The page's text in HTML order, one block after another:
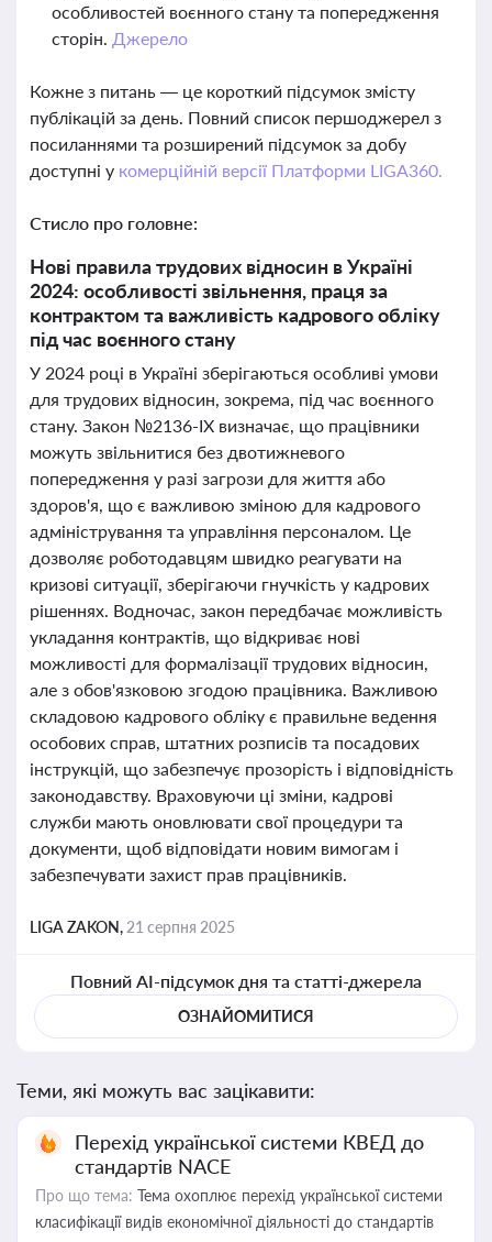
особливостей воєнного стану та попередження
сторін. Джерело
Кожне з питань — це короткий підсумок змісту
публікацій за день. Повний список першоджерел з
посиланнями та розширений підсумок за добу
доступні у комерційній версії Платформи LIGA360.
Стисло про головне:
Нові правила трудових відносин в Україні
2024: особливості звільнення, праця за
контрактом та важливість кадрового обліку
під час воєнного стану
У 2024 році в Україні зберігаються особливі умови
для трудових відносин, зокрема, під час воєнного
стану. Закон №2136-IX визначає, що працівники
можуть звільнитися без двотижневого
попередження у разі загрози для життя або
здоров'я, що є важливою зміною для кадрового
адміністрування та управління персоналом. Це
дозволяє роботодавцям швидко реагувати на
кризові ситуації, зберігаючи гнучкість у кадрових
рішеннях. Водночас, закон передбачає можливість
укладання контрактів, що відкриває нові
можливості для формалізації трудових відносин,
але з обов'язковою згодою працівника. Важливою
складовою кадрового обліку є правильне ведення
особових справ, штатних розписів та посадових
інструкцій, що забезпечує прозорість і відповідність
законодавству. Враховуючи ці зміни, кадрові
служби мають оновлювати свої процедури та
документи, щоб відповідати новим вимогам і
забезпечувати захист прав працівників.
LIGA ZAKON, 21 серпня 2025
Повний AI-підсумок дня та статті-джерела
ОЗНАЙОМИТИСЯ
Теми, які можуть вас зацікавити:
Перехід української системи КВЕД до
стандартів NACE
Про що тема: Тема охоплює перехід української системи
класифікації видів економічної діяльності до стандартів